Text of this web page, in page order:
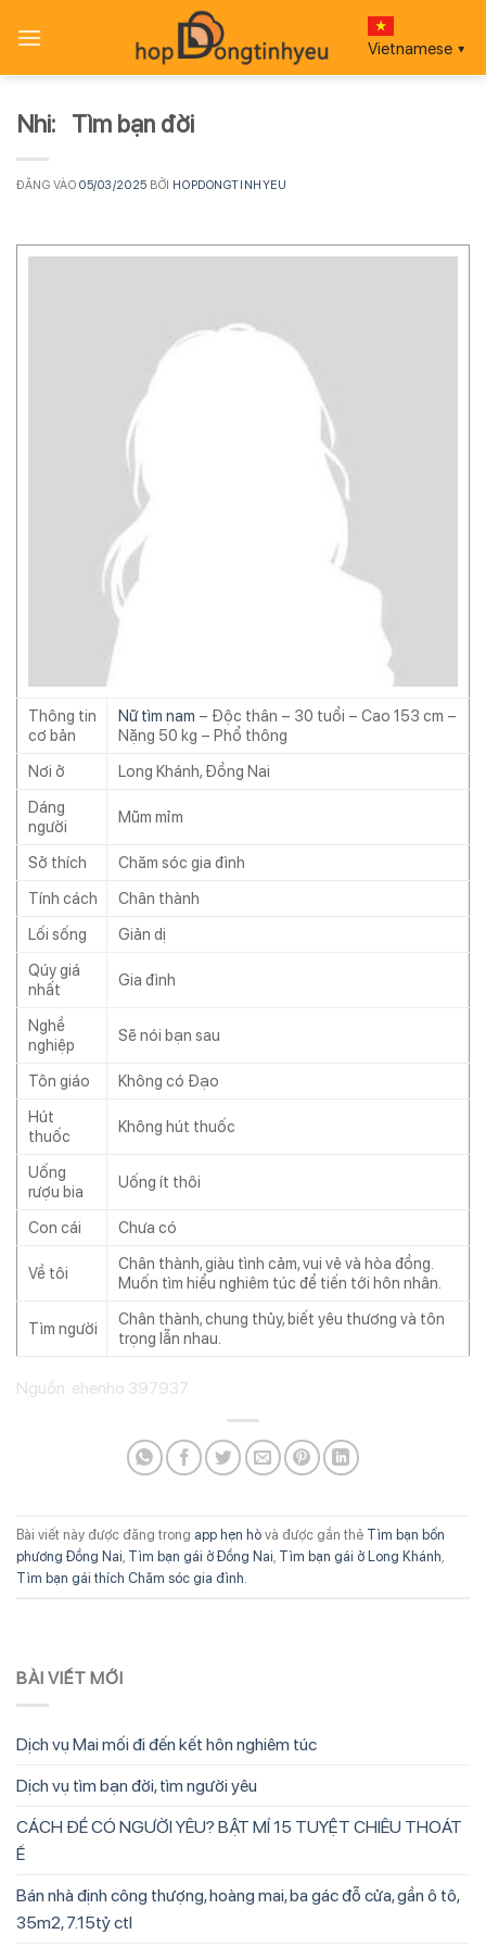
qua
Vietnamese ▼
Nhi: Tìm bạn đời
ĐĂNG VÀO05/03/2025 BỞI HOPDONGTINHYEU
Thông tin
cơ bản
Nữ tìm nam – Độc thân – 30 tuổi – Cao 153 cm –
Nặng 50 kg – Phổ thông
Nơi ở
Long Khánh, Đồng Nai
Dáng
người
Mũm mỉm
Sở thích
Chăm sóc gia đình
Tính cách
Chân thành
Lối sống
Giản dị
Qúy giá
nhất
Gia đình
Nghề
nghiệp
Sẽ nói bạn sau
Tôn giáo
Không có Đạo
Hút
thuốc
Không hút thuốc
Uống
rượu bia
Uống ít thôi
Con cái Chưa có
Về tôi
Chân thành, giàu tình cảm, vui vẻ và hòa đồng.
Muốn tìm hiểu nghiêm túc để tiến tới hôn nhân.
Tìm người
Chân thành, chung thủy, biết yêu thương và tôn
trọng lẫn nhau.
Nguồn: ehenho 397937
Bài viết này được đăng trong app hẹn hò và được gắn thẻ Tìm bạn bốn
phương Đồng Nai Tìm bạn gái ở Đồng Nai Tìm bạn gái ở Long Khánh
Tìm bạn gái thích Chăm sóc gia đình
BÀI VIẾT MỚI
Dịch vụ Mai mối đi đến kết hôn nghiêm túc
Dịch vụ tìm bạn đời, tìm người yêu
CÁCH ĐỂ CÓ NGƯỜI YÊU? BẬT MÍ 15 TUYỆT CHIÊU THOÁT
Ế
Bán nhà định công thượng, hoàng mai, ba gác đỗ cửa, gần ô tô,
35m2, 7.15tỷ ctl